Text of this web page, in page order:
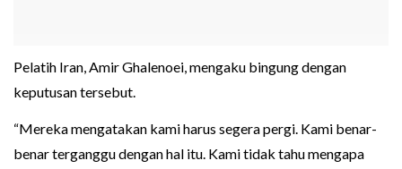
Pelatih Iran, Amir Ghalenoei, mengaku bingung dengan
keputusan tersebut.
“Mereka mengatakan kami harus segera pergi. Kami benar-
benar terganggu dengan hal itu. Kami tidak tahu mengapa